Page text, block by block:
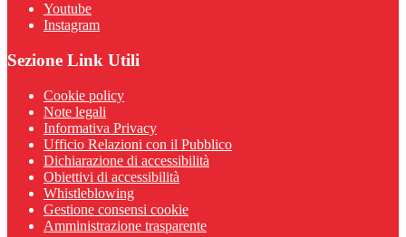
Youtube
Instagram
Sezione Link Utili
Cookie policy
Note legali
Informativa Privacy
Ufficio Relazioni con il Pubblico
Dichiarazione di accessibilità
Obiettivi di accessibilità
Whistleblowing
Gestione consensi cookie
Amministrazione trasparente